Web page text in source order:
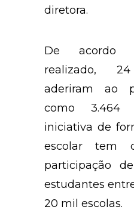
diretora.
De acordo
realizado,
aderiram ao
como 3.464
iniciativa de
escolar tem
participação
estudantes
20 mil escolas.